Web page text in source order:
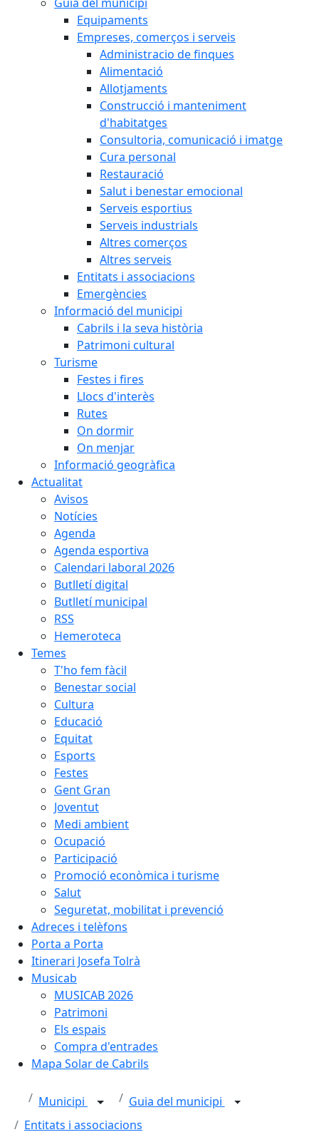
Equipaments
Empreses, comerços i serveis
Administracio de finques
Alimentació
Allotjaments
Construcció i manteniment
d'habitatges
Consultoria, comunicació i imatge
Cura personal
Restauració
Salut i benestar emocional
Serveis esportius
Serveis industrials
Altres comerços
Altres serveis
Entitats i associacions
Emergències
Informació del municipi
Cabrils i la seva història
Patrimoni cultural
Turisme
Festes i fires
Llocs d'interès
Rutes
On dormir
On menjar
Informació geogràfica
Actualitat
Avisos
Notícies
Agenda
Agenda esportiva
Calendari laboral 2026
Butlletí digital
Butlletí municipal
RSS
Hemeroteca
Temes
T'ho fem fàcil
Benestar social
Cultura
Educació
Equitat
Esports
Festes
Gent Gran
Joventut
Medi ambient
Ocupació
Participació
Promoció econòmica i turisme
Salut
Seguretat, mobilitat i prevenció
Adreces i telèfons
Porta a Porta
Itinerari Josefa Tolrà
Musicab
MUSICAB 2026
Patrimoni
Els espais
Compra d'entrades
Mapa Solar de Cabrils
Municipi
Guia del municipi
Entitats i associacions